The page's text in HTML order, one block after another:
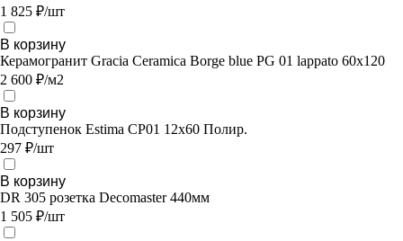
1 825 ₽/шт
В корзину
Керамогранит Gracia Ceramica Borge blue PG 01 lappato 60х120
2 600 ₽/м2
В корзину
Подступенок Estima CP01 12x60 Полир.
297 ₽/шт
В корзину
DR 305 розетка Decomaster 440мм
1 505 ₽/шт